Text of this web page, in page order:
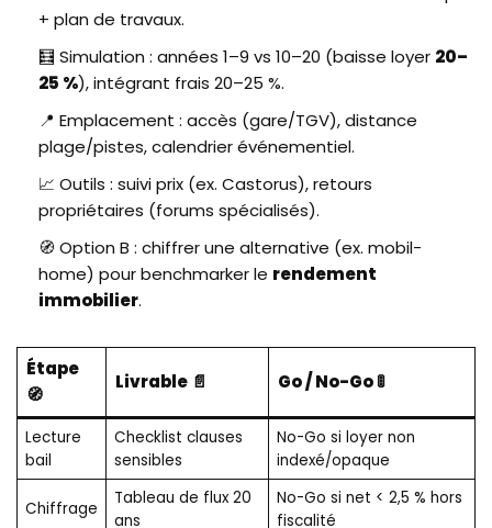
+ plan de travaux.
🧮 Simulation : années 1–9 vs 10–20 (baisse loyer 20–
25 %), intégrant frais 20–25 %.
📍 Emplacement : accès (gare/TGV), distance
plage/pistes, calendrier événementiel.
📈 Outils : suivi prix (ex. Castorus), retours
propriétaires (forums spécialisés).
🧭 Option B : chiffrer une alternative (ex. mobil-
home) pour benchmarker le rendement
immobilier.
Étape
🧭
Livrable 📄 Go / No-Go 🚦
Lecture
bail
Checklist clauses
sensibles
No-Go si loyer non
indexé/opaque
Chiffrage
Tableau de flux 20
ans
No-Go si net < 2,5 % hors
fiscalité